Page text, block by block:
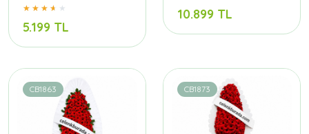
5.199 TL
10.899 TL
CB1863 CB1873